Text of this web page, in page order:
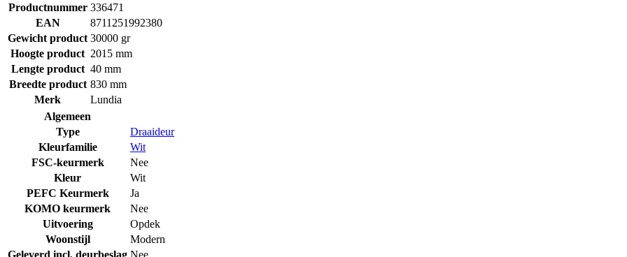
Productnummer 336471
EAN
8711251992380
Gewicht product 30000 gr
Hoogte product 2015 mm
Lengte product 40 mm
Breedte product 830 mm
Merk
Lundia
Algemeen
Type
Draaideur
Kleurfamilie
Wit
FSC-keurmerk
Nee
Kleur
Wit
PEFC Keurmerk
Ja
KOMO keurmerk
Nee
Uitvoering
Opdek
Woonstijl
Modern
Geleverd incl. deurbeslag Nee